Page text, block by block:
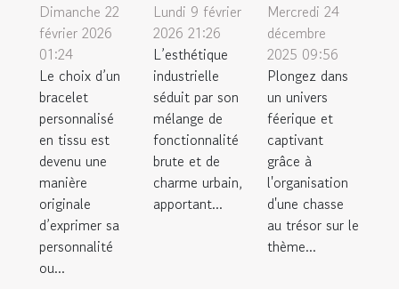
Dimanche 22
février 2026
01:24
Le choix d’un
bracelet
personnalisé
en tissu est
devenu une
manière
originale
d’exprimer sa
personnalité
ou...
Lundi 9 février
2026 21:26
L’esthétique
industrielle
séduit par son
mélange de
fonctionnalité
brute et de
charme urbain,
apportant...
Mercredi 24
décembre
2025 09:56
Plongez dans
un univers
féerique et
captivant
grâce à
l'organisation
d'une chasse
au trésor sur le
thème...